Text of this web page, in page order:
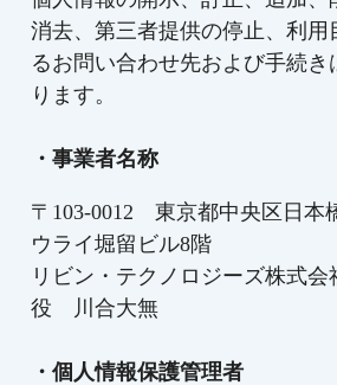
消去、第三者提供の停止、利用
るお問い合わせ先および手続き
ります。
・事業者名称
〒 103-0012 東京都中央区日本
ウライ堀留ビル8階
リビン・テクノロジーズ株
役 川合大無
・個人情報保護管理者